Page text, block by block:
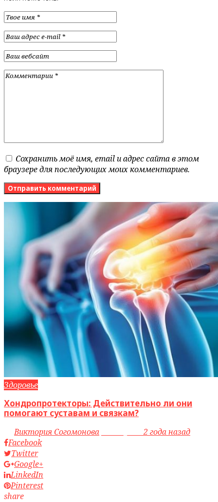
Сохранить моё имя, email и адрес сайта в этом
браузере для последующих моих комментариев.
Здоровье
Хондропротекторы: Действительно ли они
помогают суставам и связкам?
byВиктория Согомонова access_time2 года назад
Facebook
Twitter
Google+
LinkedIn
Pinterest
share